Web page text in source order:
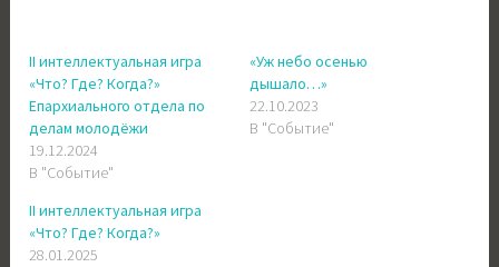
II интеллектуальная игра
«Что? Где? Когда?»
Епархиального отдела по
делам молодёжи
19.12.2024
В "Событие"
«Уж небо осенью
дышало…»
22.10.2023
В "Событие"
II интеллектуальная игра
«Что? Где? Когда?»
28.01.2025